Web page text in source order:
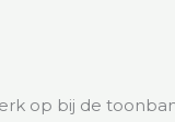
op bij de